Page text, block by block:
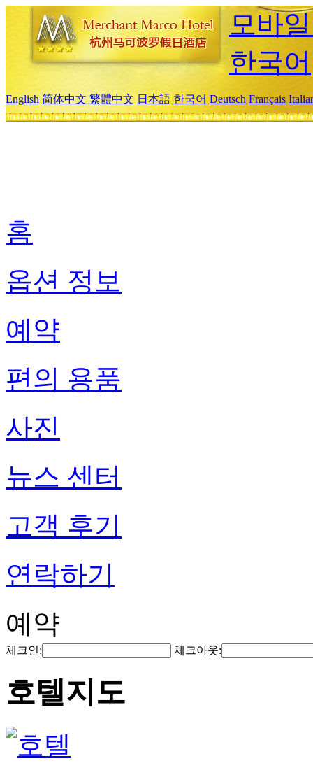
모바
한국어
English 简体中文 繁體中文 日本語 한국어 Deutsch Français
홈
옵션 정보
예약
편의 용품
사진
뉴스 센터
고객 후기
연락하기
예약
체크인: 체크아웃:
호텔지도